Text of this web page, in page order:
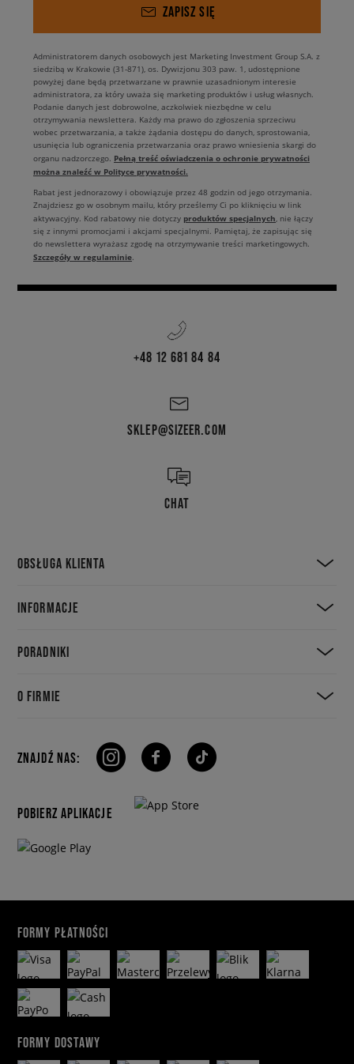
ZAPISZ SIĘ
Administratorem danych osobowych jest Marketing Investment Group S.A. z
siedzibą w Krakowie (31-871), os. Dywizjonu 303 paw. 1, udostępnione
powyżej dane będą przetwarzane w prawnie uzasadnionym interesie
administratora, za który uważa się marketing produktów i usług własnych.
Podanie danych jest dobrowolne, aczkolwiek niezbędne w celu
otrzymywania newslettera. Każdy ma prawo do zgłoszenia sprzeciwu
wobec przetwarzania, a także żądania dostępu do danych, sprostowania,
usunięcia lub ograniczenia przetwarzania oraz prawo wniesienia skargi do
organu nadzorczego. Pełną treść oświadczenia o ochronie prywatności
można znaleźć w Polityce prywatności.
Rabat jest jednorazowy i obowiązuje przez 48 godzin od jego otrzymania.
Znajdziesz go w osobnym mailu, który prześlemy Ci po kliknięciu w link
aktywacyjny. Kod rabatowy nie dotyczy produktów specjalnych, nie łączy
się z innymi promocjami i akcjami specjalnymi. Pamiętaj, że zapisując się
do newslettera wyrażasz zgodę na otrzymywanie treści marketingowych.
Szczegóły w regulaminie.
+48 12 681 84 84
SKLEP@SIZEER.COM
CHAT
OBSŁUGA KLIENTA
INFORMACJE
PORADNIKI
O FIRMIE
ZNAJDŹ NAS:
POBIERZ APLIKACJE
FORMY PŁATNOŚCI
FORMY DOSTAWY